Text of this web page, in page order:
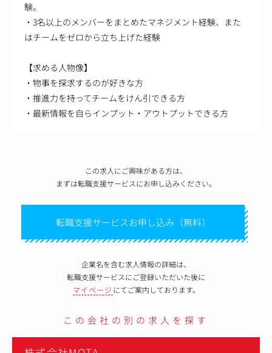
験。
・3名以上のメンバーをまとめたマネジメント経験、また
はチームをゼロから立ち上げた経験
【求める人物像】
・物事を探求するのが好きな方
・推進力を持ってチームをけん引できる方
・最新情報を自らインプット・アウトプットできる方
この求人にご興味がある方は、
まずは転職支援サービスにお申し込みください。
転職支援サービスお申し込み（無料）
企業名を含む求人情報の詳細は、
転職支援サービスにご登録いただいた後に
マイページ にてご案内しております。
この会社の別の求人を探す